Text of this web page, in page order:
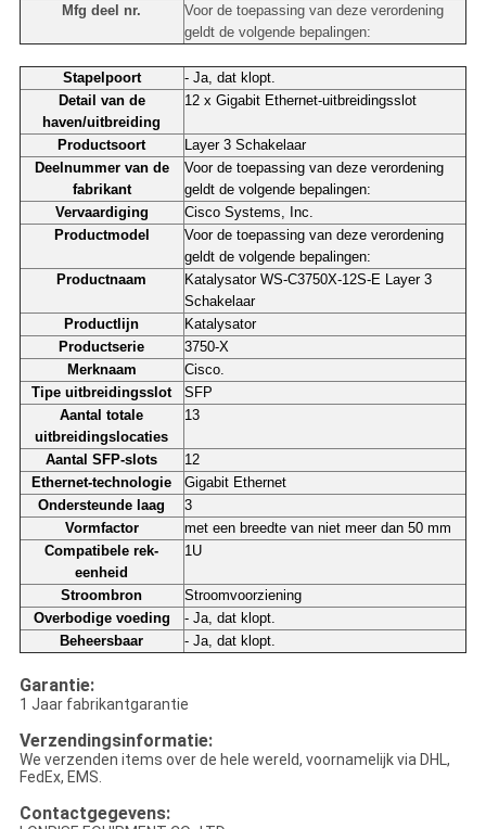
Mfg deel nr.
Voor de toepassing van deze verordening
geldt de volgende bepalingen:
Stapelpoort
- Ja, dat klopt.
Detail van de
haven/uitbreiding
12 x Gigabit Ethernet-uitbreidingsslot
Productsoort
Layer 3 Schakelaar
Deelnummer van de
fabrikant
Voor de toepassing van deze verordening
geldt de volgende bepalingen:
Vervaardiging
Cisco Systems, Inc.
Productmodel
Voor de toepassing van deze verordening
geldt de volgende bepalingen:
Productnaam
Katalysator WS-C3750X-12S-E Layer 3
Schakelaar
Productlijn
Katalysator
Productserie
3750-X
Merknaam
Cisco.
Tipe uitbreidingsslot
SFP
Aantal totale
uitbreidingslocaties
13
Aantal SFP-slots
12
Ethernet-technologie
Gigabit Ethernet
Ondersteunde laag
3
Vormfactor
met een breedte van niet meer dan 50 mm
Compatibele rek-
eenheid
1U
Stroombron
Stroomvoorziening
Overbodige voeding
- Ja, dat klopt.
Beheersbaar
- Ja, dat klopt.
Garantie:
1 Jaar fabrikantgarantie
Verzendingsinformatie:
We verzenden items over de hele wereld, voornamelijk via DHL,
FedEx, EMS.
Contactgegevens: